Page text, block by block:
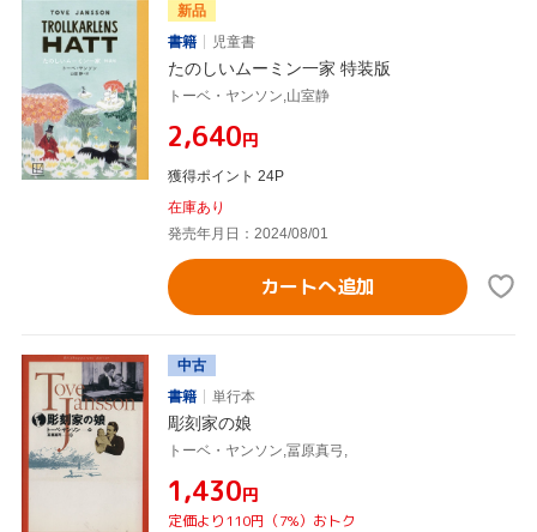
新品
書籍
児童書
たのしいムーミン一家 特装版
トーベ・ヤンソン,山室静
¥2,640円
獲得ポイント 24P
在庫あり
発売年月日：2024/08/01
カートへ追加
中古
書籍
単行本
彫刻家の娘
トーベ・ヤンソン,冨原真弓,
¥1,430円
定価より110円（7%）おトク